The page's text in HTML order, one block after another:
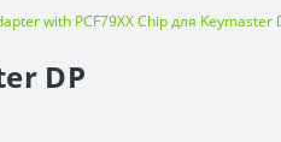
with PCF79XX Chip для Keymaster
DP